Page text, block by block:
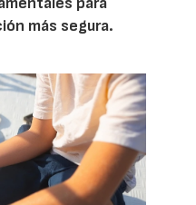
más segura.